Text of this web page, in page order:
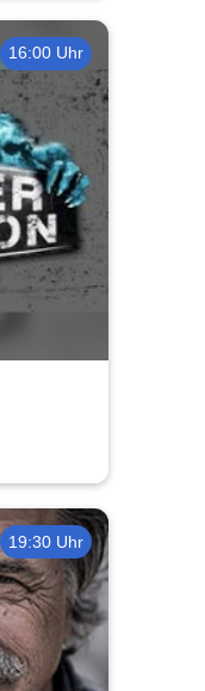
16:00 Uhr
19:30 Uhr